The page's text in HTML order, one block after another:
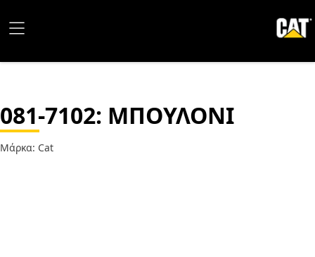
081-7102: ΜΠΟΥΛΟΝΙ
Μάρκα: Cat